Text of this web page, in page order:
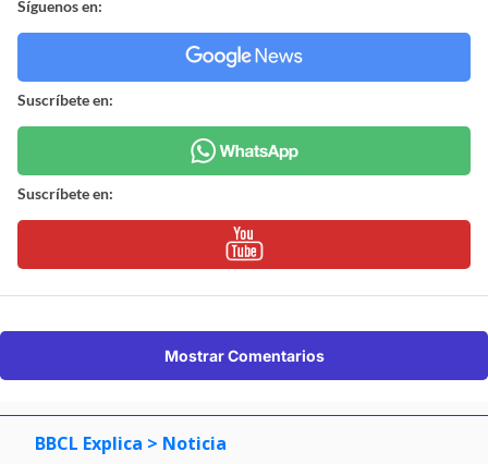
Síguenos en:
Suscríbete en:
Suscríbete en:
Mostrar Comentarios
BBCL Explica > Noticia